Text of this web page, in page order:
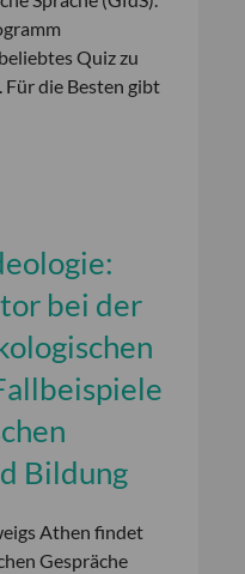
Quiz zu
Für die Besten gibt
bei der
Bildung
Athen findet
Gespräche